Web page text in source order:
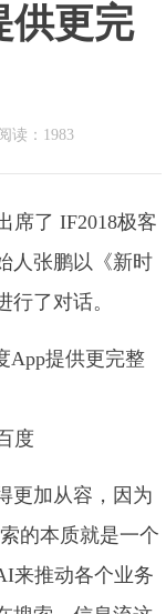
供更完
读：1983
席了 IF2018极客
人张鹏以《新时
了对话。
度
更加从容，因为
的本质就是一个
来推动各个业务